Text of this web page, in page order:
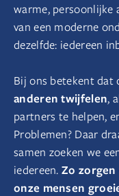
warme, persoonlijke
van een moderne
dezelfde: iedereen
Bij ons betekent dat
anderen twijfelen,
partners te helpen,
Problemen? Daar
samen zoeken we
iedereen. Zo
onze mensen